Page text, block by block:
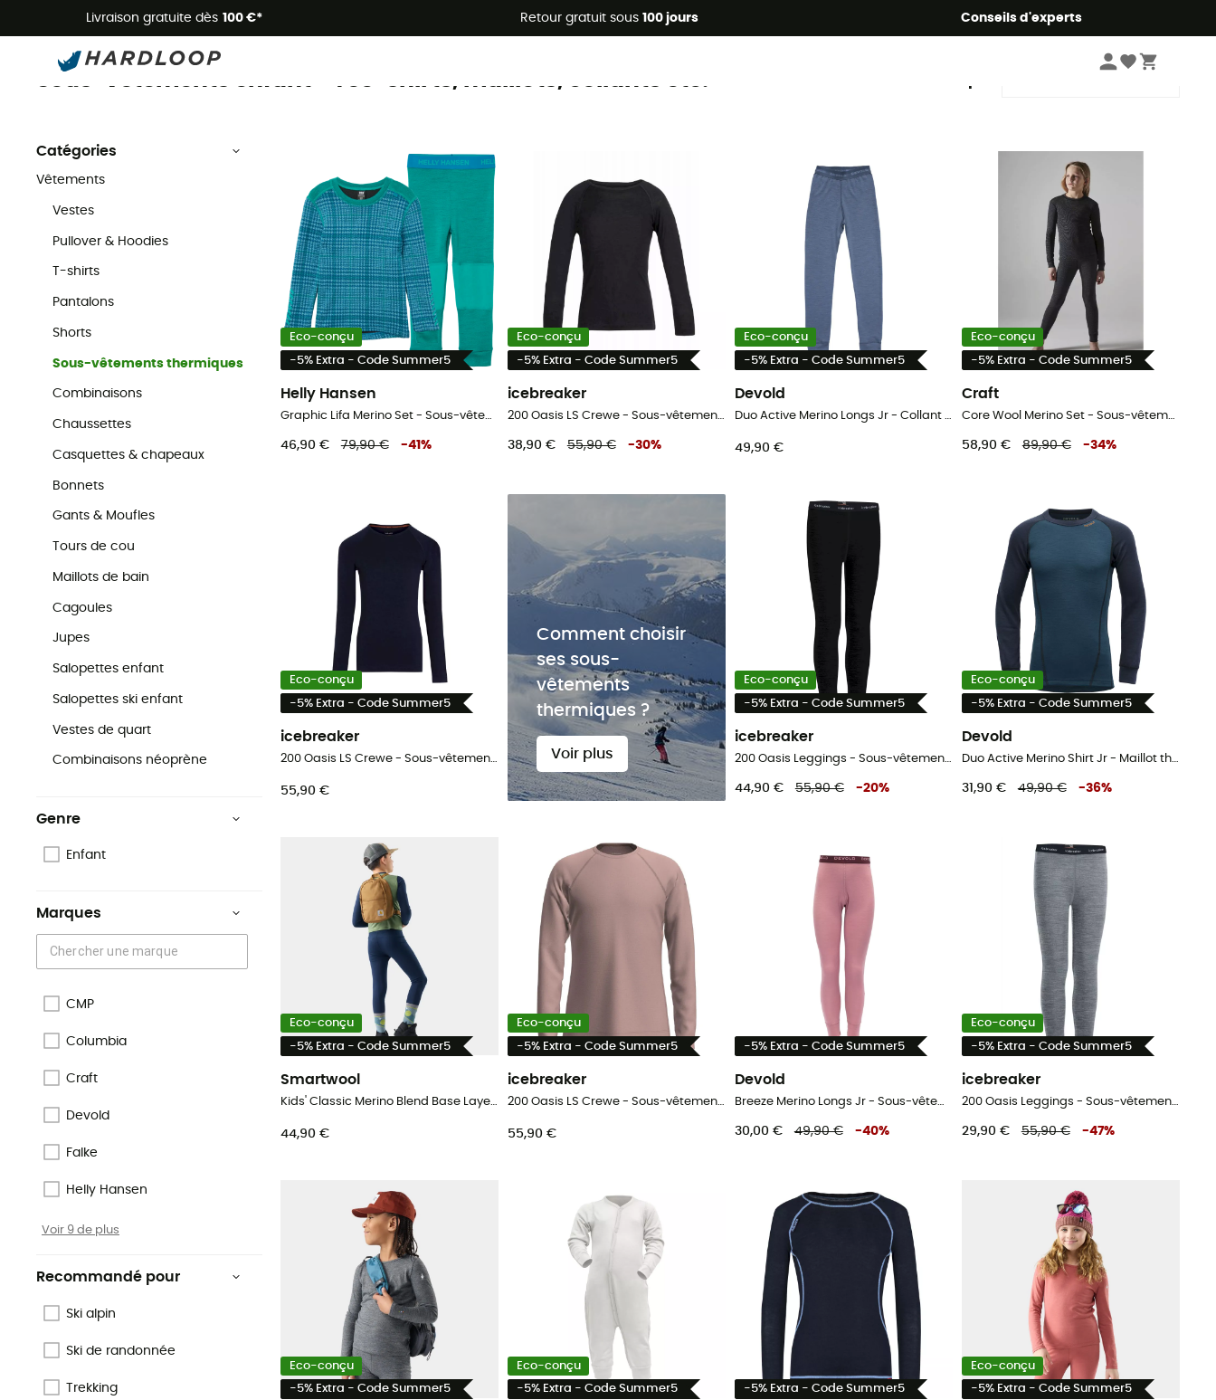
Livraison gratuite dès 100 €* Retour gratuit sous 100 jours Conseils d'experts
Promos d'été 🔥 -5 % EXTRA dès 2 produits* code Summer5
Enfant Vêtements enfant Sous-vêtements thermiques enfant
Sous-vêtements enfant - Tee-shirts, maillots, collants etc.
Catégories
Vêtements
Vestes
Pullover & Hoodies
T-shirts
Pantalons
Shorts
Sous-vêtements thermiques
Combinaisons
Chaussettes
Casquettes & chapeaux
Bonnets
Gants & Moufles
Tours de cou
Maillots de bain
Cagoules
Jupes
Salopettes enfant
Salopettes ski enfant
Vestes de quart
Combinaisons néoprène
Genre
Enfant
Marques
CMP
Columbia
Craft
Devold
Falke
Helly Hansen
Voir 9 de plus
Recommandé pour
Ski alpin
Ski de randonnée
Trekking
Eco-conçu
-5% Extra - Code Summer5
Helly Hansen
Graphic Lifa Merino Set - Sous-vêtement mérinos enfant
46,90 € 79,90 € -41 %
Eco-conçu
-5% Extra - Code Summer5
icebreaker
200 Oasis LS Crewe - Sous-vêtement mérinos enfant
38,90 € 55,90 € -30%
Eco-conçu
-5% Extra - Code Summer5
Devold
Duo Active Merino Longs Jr - Collant thermique laine mérinos enfant
49,90 €
Eco-conçu
-5% Extra - Code Summer5
Craft
Core Wool Merino Set - Sous-vêtement technique enfant
58,90 € 89,90 € -34%
Eco-conçu
-5% Extra - Code Summer5
icebreaker
200 Oasis LS Crewe - Sous-vêtement mérinos enfant
55,90 €
Comment choisir
ses sous-
vêtements
thermiques ?
Voir plus
Eco-conçu
-5% Extra - Code Summer5
icebreaker
200 Oasis Leggings - Sous-vêtement mérinos enfant
44,90 € 55,90 € -20%
Eco-conçu
-5% Extra - Code Summer5
Devold
Duo Active Merino Shirt Jr - Maillot thermique laine mérinos enfant
31,90 € 49,90 € -36%
Eco-conçu
-5% Extra - Code Summer5
Smartwool
Kids' Classic Merino Blend Base Layer Bottom Boxed - Sous-vêtement mérinos enfant
44,90 €
Eco-conçu
-5% Extra - Code Summer5
icebreaker
200 Oasis LS Crewe - Sous-vêtement mérinos enfant
55,90 €
-5% Extra - Code Summer5
Devold
Breeze Merino Longs Jr - Sous-vêtement mérinos enfant
30,00 € 49,90 € -40%
Eco-conçu
-5% Extra - Code Summer5
icebreaker
200 Oasis Leggings - Sous-vêtement mérinos enfant
29,90 € 55,90 € -47%
Eco-conçu
-5% Extra - Code Summer5
Eco-conçu
-5% Extra - Code Summer5
-5% Extra - Code Summer5
Eco-conçu
-5% Extra - Code Summer5